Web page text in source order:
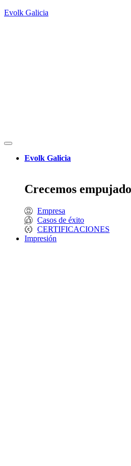
Evolk Galicia
Evolk Galicia
Crecemos
Empresa
Casos de éxito
CERTIFICACIONES
Impresión